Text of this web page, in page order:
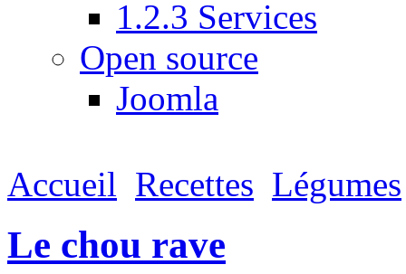
1.2.3 Services
Open source
Joomla
Accueil Recettes Légumes
Le chou rave